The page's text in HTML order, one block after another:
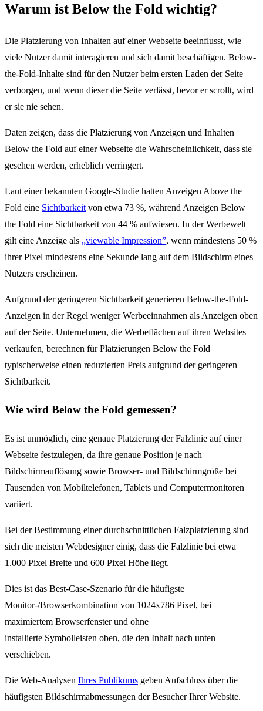
Warum ist Below the Fold wichtig?
Die Platzierung von Inhalten auf einer Webseite beeinflusst, wie
viele Nutzer damit interagieren und sich damit beschäftigen. Below-
the-Fold-Inhalte sind für den Nutzer beim ersten Laden der Seite
verborgen, und wenn dieser die Seite verlässt, bevor er scrollt, wird
er sie nie sehen.
Daten zeigen, dass die Platzierung von Anzeigen und Inhalten
Below the Fold auf einer Webseite die Wahrscheinlichkeit, dass sie
gesehen werden, erheblich verringert.
Laut einer bekannten Google-Studie hatten Anzeigen Above the
Fold eine Sichtbarkeit von etwa 73 %, während Anzeigen Below
the Fold eine Sichtbarkeit von 44 % aufwiesen. In der Werbewelt
gilt eine Anzeige als „viewable Impression”, wenn mindestens 50 %
ihrer Pixel mindestens eine Sekunde lang auf dem Bildschirm eines
Nutzers erscheinen.
Aufgrund der geringeren Sichtbarkeit generieren Below-the-Fold-
Anzeigen in der Regel weniger Werbeeinnahmen als Anzeigen oben
auf der Seite. Unternehmen, die Werbeflächen auf ihren Websites
verkaufen, berechnen für Platzierungen Below the Fold
typischerweise einen reduzierten Preis aufgrund der geringeren
Sichtbarkeit.
Wie wird Below the Fold gemessen?
Es ist unmöglich, eine genaue Platzierung der Falzlinie auf einer
Webseite festzulegen, da ihre genaue Position je nach
Bildschirmauflösung sowie Browser- und Bildschirmgröße bei
Tausenden von Mobiltelefonen, Tablets und Computermonitoren
variiert.
Bei der Bestimmung einer durchschnittlichen Falzplatzierung sind
sich die meisten Webdesigner einig, dass die Falzlinie bei etwa
1.000 Pixel Breite und 600 Pixel Höhe liegt.
Dies ist das Best-Case-Szenario für die häufigste
Monitor-/Browserkombination von 1024x786 Pixel, bei
maximiertem Browserfenster und ohne
installierte Symbolleisten oben, die den Inhalt nach unten
verschieben.
Die Web-Analysen Ihres Publikums geben Aufschluss über die
häufigsten Bildschirmabmessungen der Besucher Ihrer Website.